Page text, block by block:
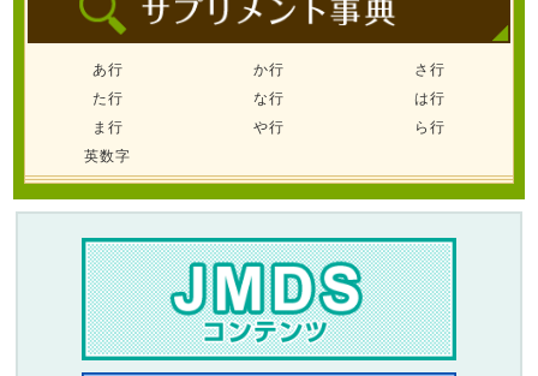
あ行 か行
さ行
た行
な行
は行
ま行
や行
ら行
英数字